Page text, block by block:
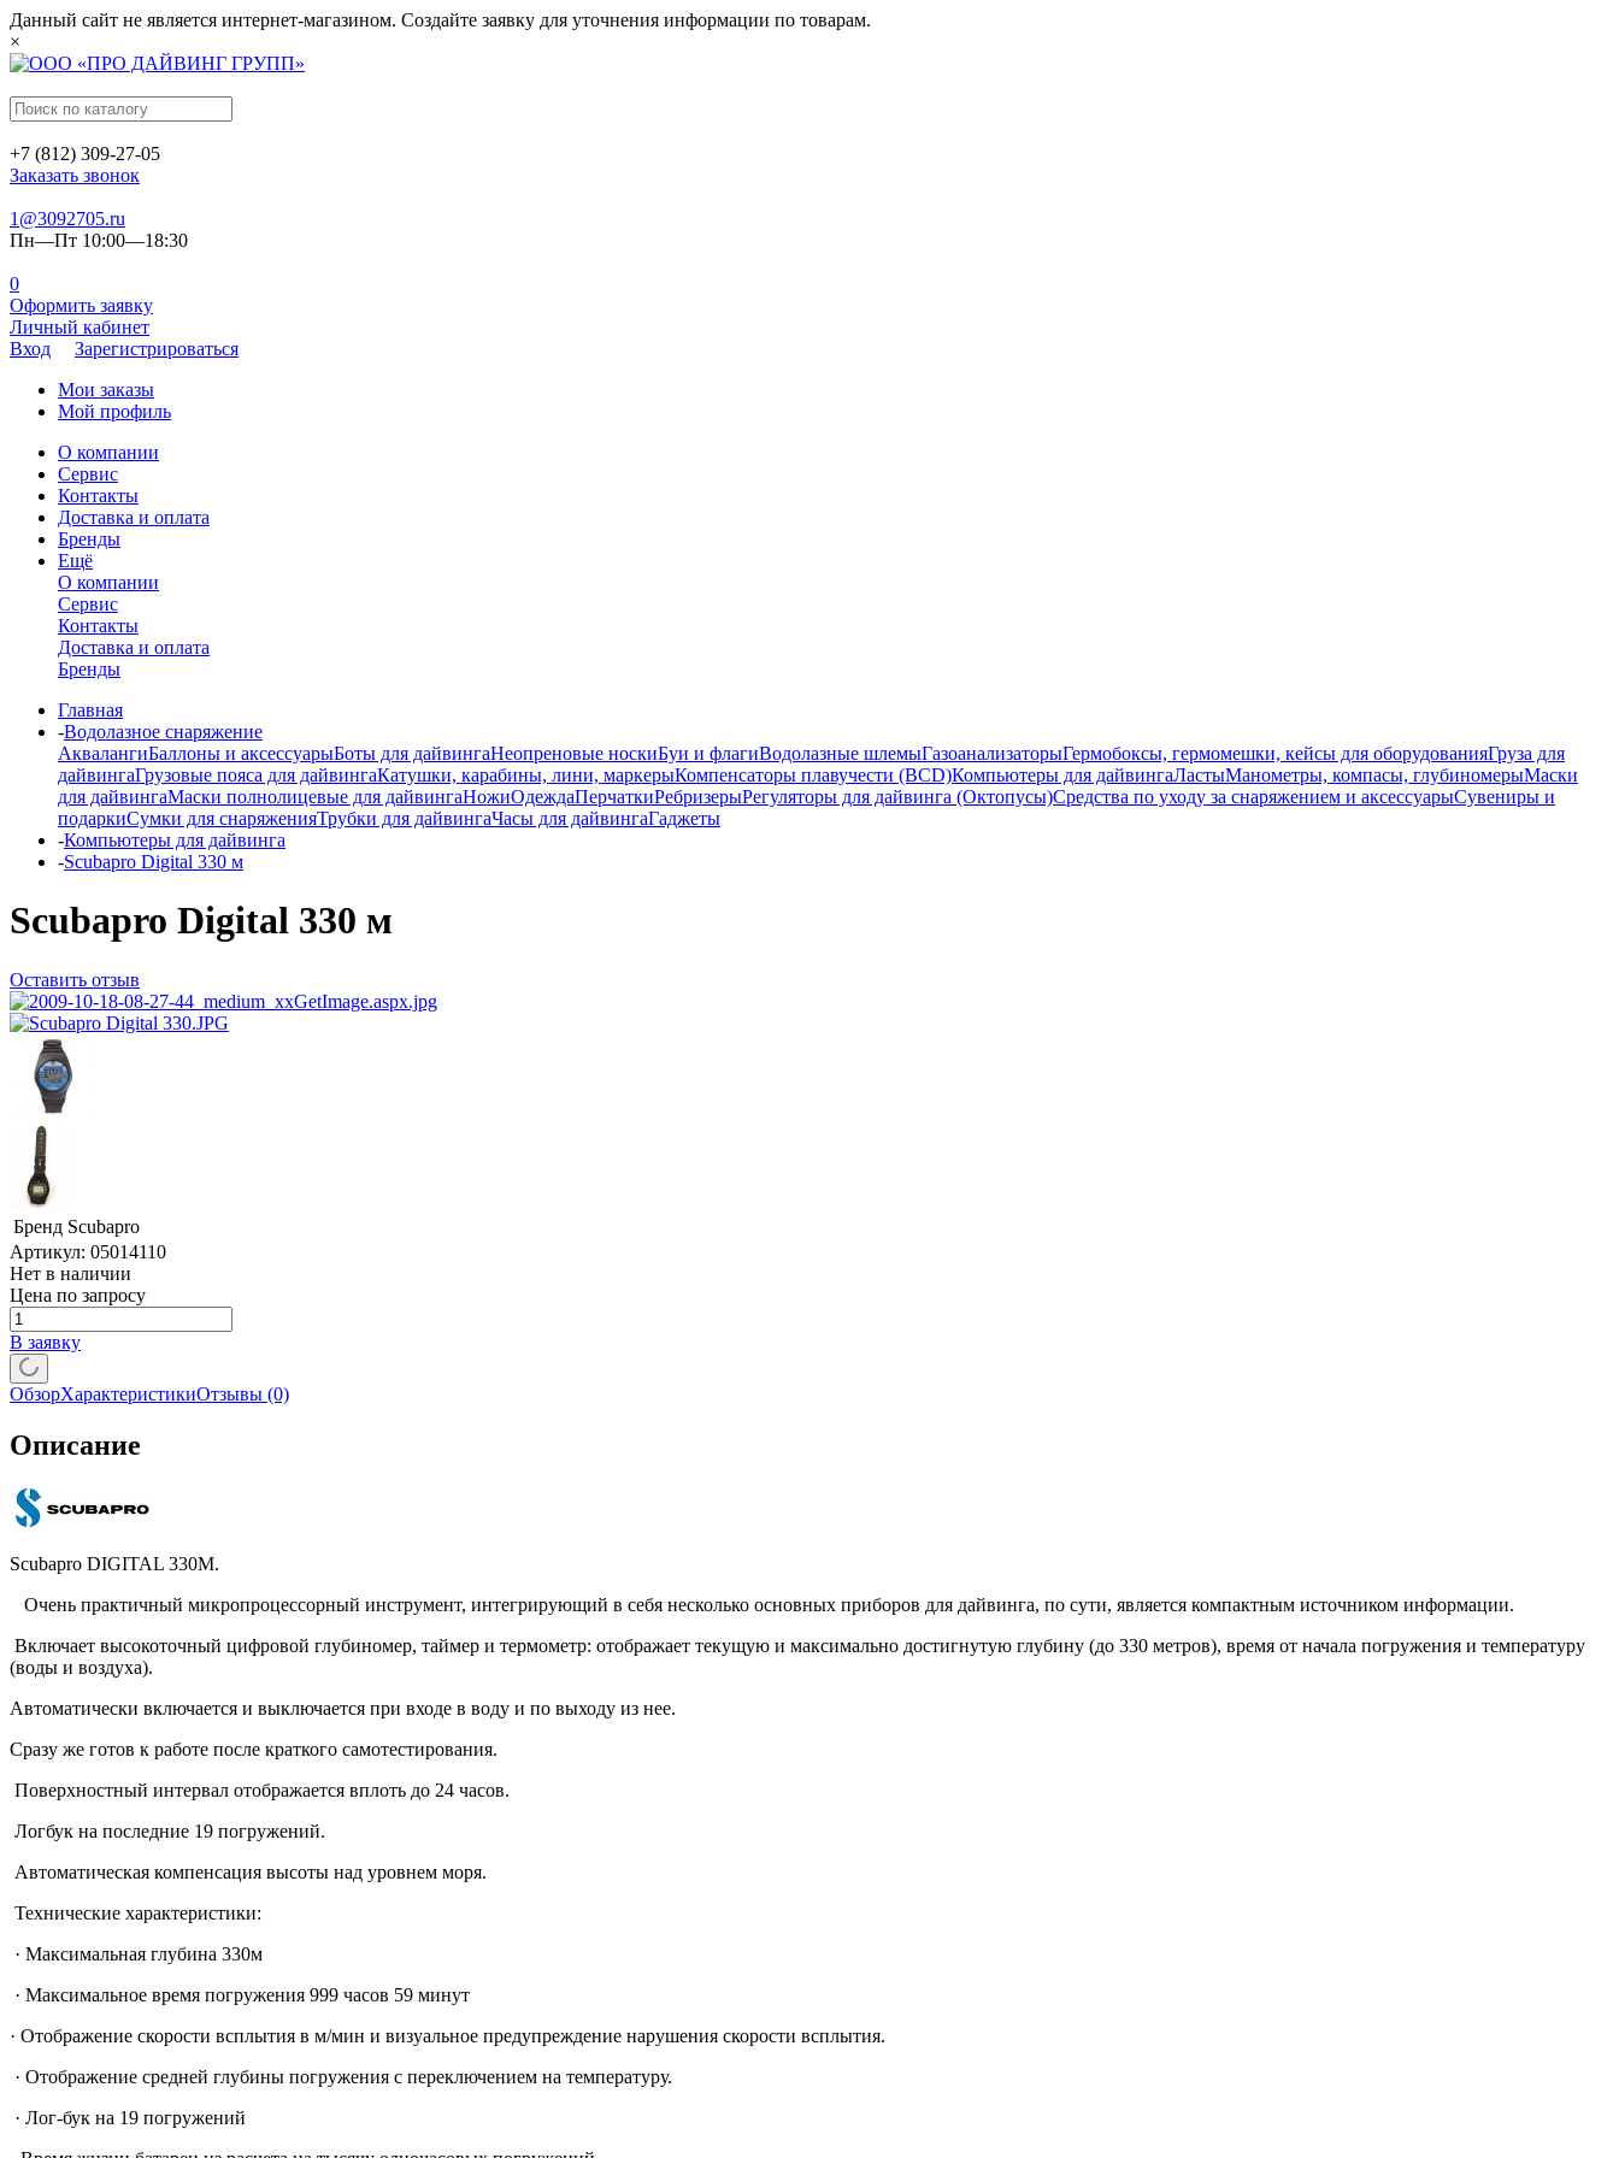
Данный сайт не является интернет-магазином. Создайте заявку для уточнения информации по товарам.
×
+7 (812) 309-27-05
Заказать звонок
1@3092705.ru
Пн—Пт 10:00—18:30
0
Оформить заявку
Личный кабинет
Вход
Зарегистрироваться
Мои заказы
Мой профиль
О компании
Сервис
Контакты
Доставка и оплата
Бренды
Ещё
О компании
Сервис
Контакты
Доставка и оплата
Бренды
Главная
-Водолазное снаряжение
АквалангиБаллоны и аксессуарыБоты для дайвингаНеопреновые носкиБуи и флагиВодолазные шлемыГазоанализаторыГермобоксы, гермомешки, кейсы для оборудованияГруза для
дайвингаГрузовые пояса для дайвингаКатушки, карабины, лини, маркерыКомпенсаторы плавучести (BCD)Компьютеры для дайвингаЛастыМанометры, компасы, глубиномерыМаски
для дайвингаМаски полнолицевые для дайвингаНожиОдеждаПерчаткиРебризерыРегуляторы для дайвинга (Октопусы)Средства по уходу за снаряжением и аксессуарыСувениры и
подаркиСумки для снаряженияТрубки для дайвингаЧасы для дайвингаГаджеты
-Компьютеры для дайвинга
-Scubapro Digital 330 м
Scubapro Digital 330 м
Оставить отзыв
Бренд Scubapro
Артикул: 05014110
Нет в наличии
Цена по запросу
В заявку
ОбзорХарактеристикиОтзывы (0)
Описание
Scubapro DIGITAL 330M.
Очень практичный микропроцессорный инструмент, интегрирующий в себя несколько основных приборов для дайвинга, по сути, является компактным источником информации.
Включает высокоточный цифровой глубиномер, таймер и термометр: отображает текущую и максимально достигнутую глубину (до 330 метров), время от начала погружения и температуру
(воды и воздуха).
Автоматически включается и выключается при входе в воду и по выходу из нее.
Сразу же готов к работе после краткого самотестирования.
Поверхностный интервал отображается вплоть до 24 часов.
Логбук на последние 19 погружений.
Автоматическая компенсация высоты над уровнем моря.
Технические характеристики:
· Максимальная глубина 330м
· Максимальное время погружения 999 часов 59 минут
· Отображение скорости всплытия в м/мин и визуальное предупреждение нарушения скорости всплытия.
· Отображение средней глубины погружения с переключением на температуру.
· Лог-бук на 19 погружений